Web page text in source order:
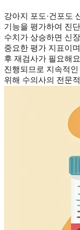
강아지 포도·건포도
기능을 평가하여 진
수치가 상승하면 신
중요한 평가 지표이
후 재검사가 필요해
진행되므로 지속적
위해 수의사의 전문